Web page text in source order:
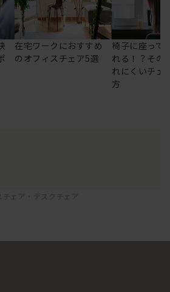
在宅ワークにおすすめ
のオフィスチェア5選
椅子に座って
れる！？その
れにくいチェ
方
チェア・デスクチェア